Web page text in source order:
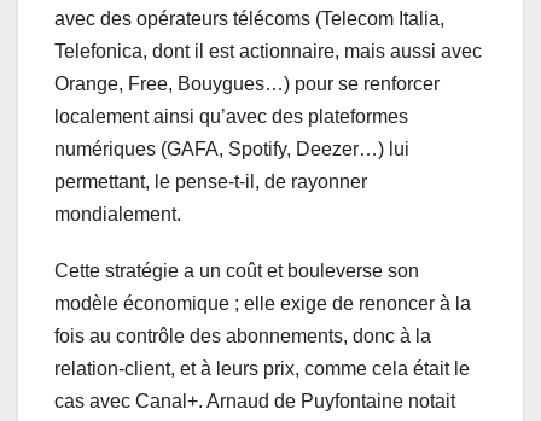
avec des opérateurs télécoms (Telecom Italia,
Telefonica, dont il est actionnaire, mais aussi avec
Orange, Free, Bouygues…) pour se renforcer
localement ainsi qu’avec des plateformes
numériques (GAFA, Spotify, Deezer…) lui
permettant, le pense-t-il, de rayonner
mondialement.
Cette stratégie a un coût et bouleverse son
modèle économique ; elle exige de renoncer à la
fois au contrôle des abonnements, donc à la
relation-client, et à leurs prix, comme cela était le
cas avec Canal+. Arnaud de Puyfontaine notait